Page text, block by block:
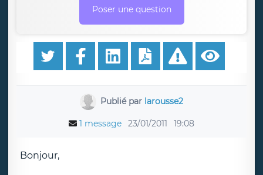
Poser une question
Publié par larousse2
1 message 23/01/2011 19:08
Bonjour,